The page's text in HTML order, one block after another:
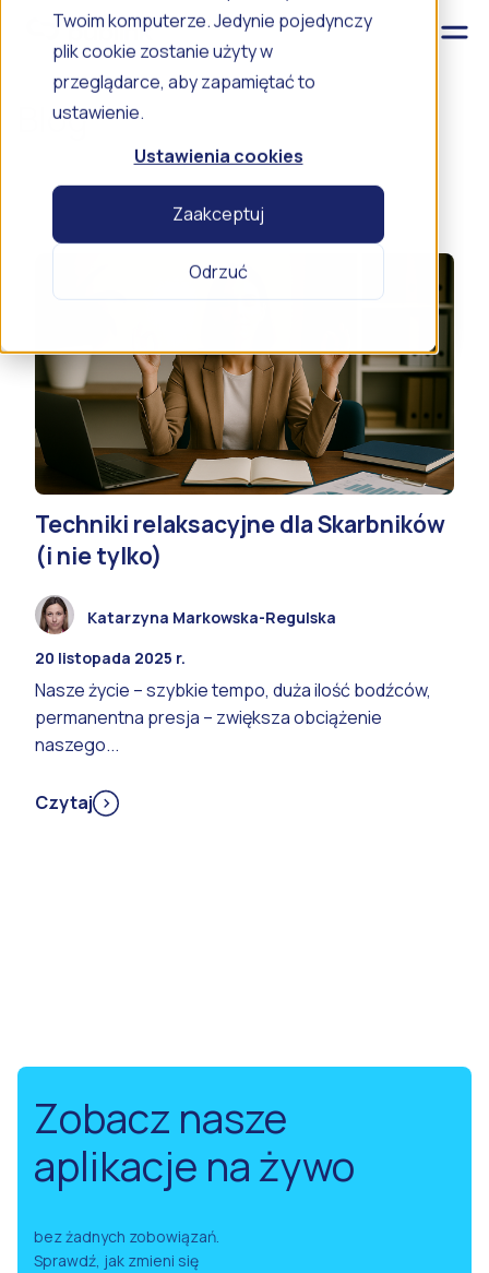
Twoim komputerze. Jedynie pojedynczy
plik cookie zostanie użyty w
przeglądarce, aby zapamiętać to
ustawienie.
Ustawienia cookies
Zaakceptuj
Odrzuć
Blog
Techniki relaksacyjne dla Skarbników
(i nie tylko)
Katarzyna Markowska-Regulska
20 listopada 2025 r.
Nasze życie – szybkie tempo, duża ilość bodźców,
permanentna presja – zwiększa obciążenie
naszego...
Czytaj
Zobacz nasze
aplikacje na żywo
bez żadnych zobowiązań.
Sprawdź, jak zmieni się